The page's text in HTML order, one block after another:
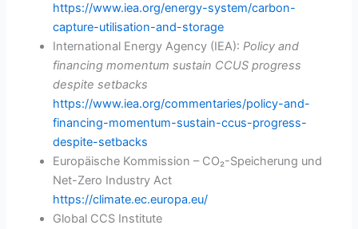
https://www.iea.org/energy-system/carbon-
capture-utilisation-and-storage
International Energy Agency (IEA):Policy and
financing momentum sustain CCUS progress
despite setbacks
https://www.iea.org/commentaries/policy-and-
financing-momentum-sustain-ccus-progress-
despite-setbacks
Europäische Kommission – CO₂-Speicherung und
Net-Zero Industry Act
https://climate.ec.europa.eu/
Global CCS Institute